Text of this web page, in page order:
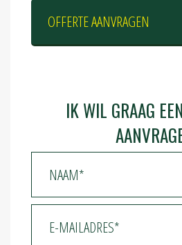
OFFERTE AANVRAGEN
IK WIL GRAAG